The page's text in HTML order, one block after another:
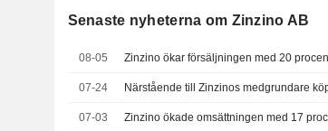
Senaste nyheterna om Zinzino AB
08-05 Zinzino ökar försäljningen med 20
07-24 Närstående till Zinzinos medgrundare
07-03 Zinzino ökade omsättningen med 17